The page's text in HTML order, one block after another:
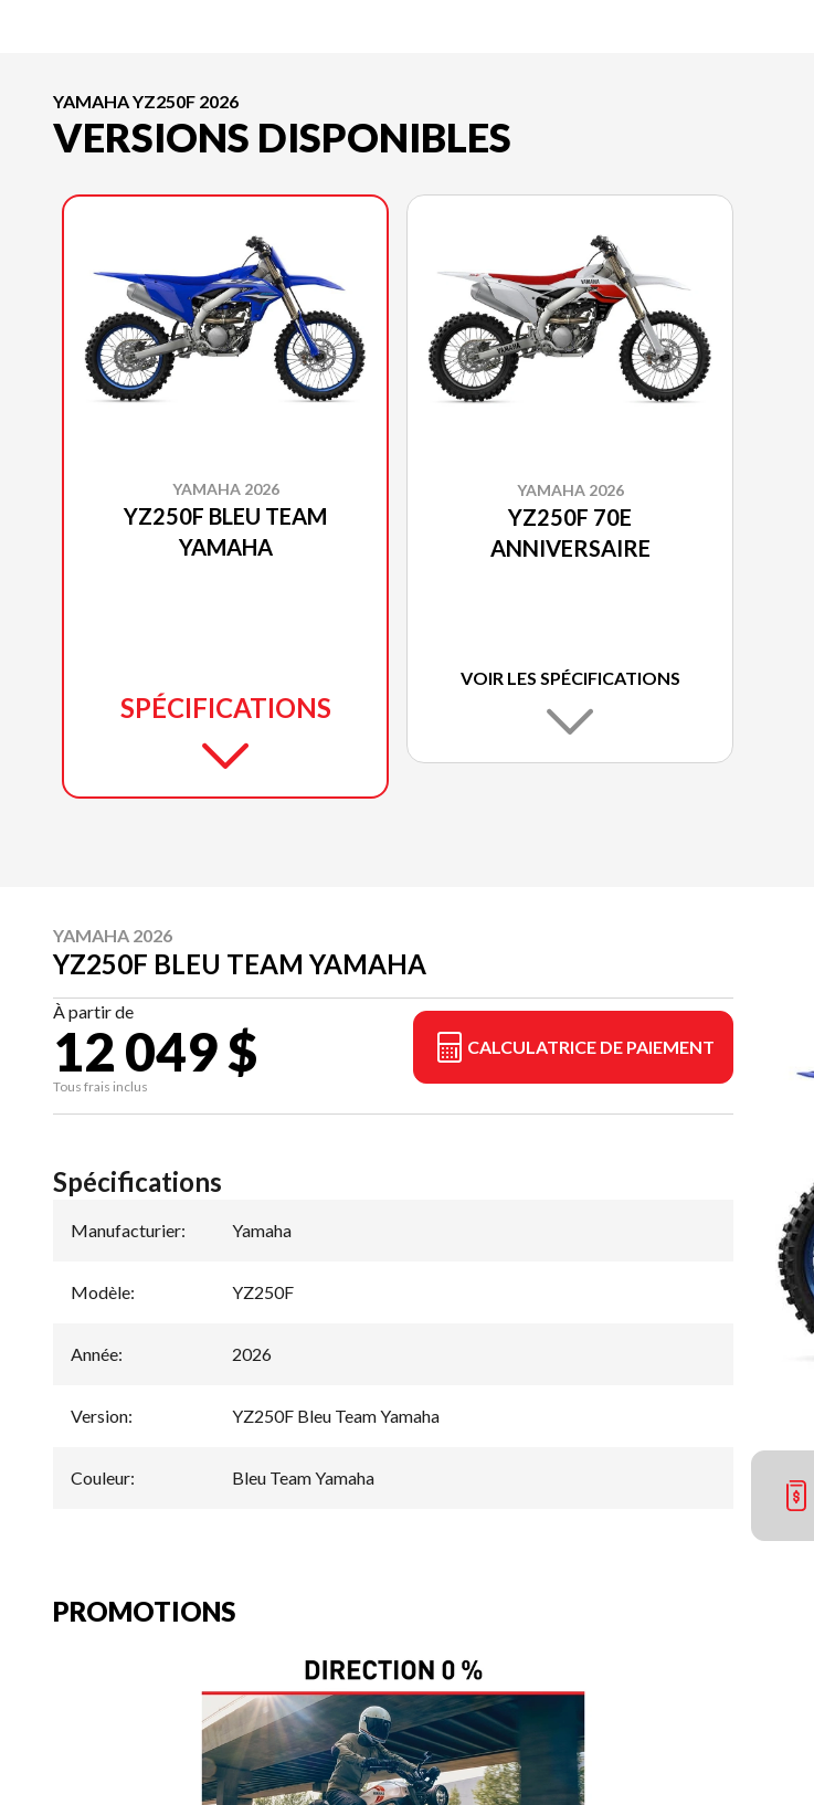
YAMAHA YZ250F 2026
VERSIONS DISPONIBLES
YAMAHA 2026
YZ250F BLEU TEAM
YAMAHA
SPÉCIFICATIONS
YAMAHA 2026
YZ250F 70E
ANNIVERSAIRE
VOIR LES SPÉCIFICATIONS
YAMAHA 2026
YZ250F BLEU TEAM YAMAHA
À partir de
12 049 $
Tous frais inclus
CALCULATRICE DE PAIEMENT
Spécifications
Manufacturier: Yamaha
Modèle: YZ250F
Année: 2026
Version: YZ250F Bleu Team Yamaha
Couleur: Bleu Team Yamaha
PROMOTIONS